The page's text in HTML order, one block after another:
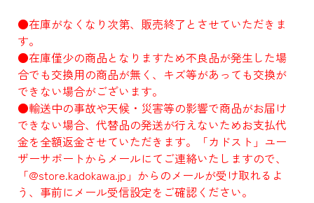
●在庫がなくなり次第、販売終了とさせていただきま
す。
●在庫僅少の商品となりますため不良品が発生した場
合でも交換用の商品が無く、キズ等があっても交換が
できない場合がございます。
●輸送中の事故や天候・災害等の影響で商品がお届け
できない場合、代替品の発送が行えないためお支払代
金を全額返金させていただきます。「カドスト」ユー
ザーサポートからメールにてご連絡いたしますので、
「@store.kadokawa.jp」からのメールが受け取れるよ
う、事前にメール受信設定をご確認ください。